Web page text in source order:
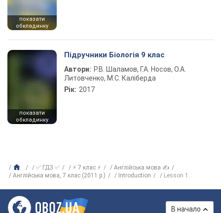
показати
обкладинку
показати
обкладинку
Підручники Біологія 9 клас
Автори: Р.В. Шаламов, Г.А. Носов, О.А.
Литовченко, М.С. Каліберда
Рік: 2017
✅ ГДЗ ✅ ⚡ 7 клас ⚡
Англійська мова ✍
Англійська мова, 7 клас (2011 р.)
Introduction Lesson 1
В начало